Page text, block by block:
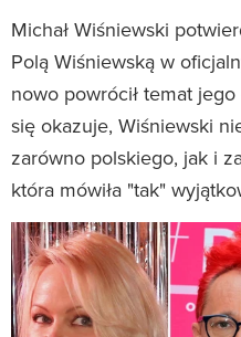
Michał Wiśniewski
Polą Wiśniewską w
nowo powrócił temat
się okazuje, Wiśniewski
zarówno polskiego, jak i
która mówiła "tak"